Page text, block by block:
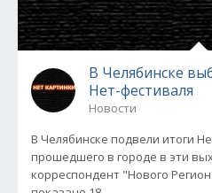
В Челябинске
Нет-фестиваля
Новости
В Челябинске подвели итоги
прошедшего в городе в эти
корреспондент "Нового